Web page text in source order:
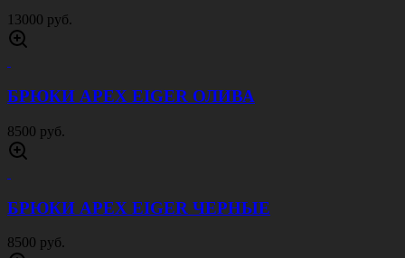
13000 руб.
БРЮКИ APEX EIGER ОЛИВА
8500 руб.
БРЮКИ APEX EIGER ЧЕРНЫЕ
8500 руб.